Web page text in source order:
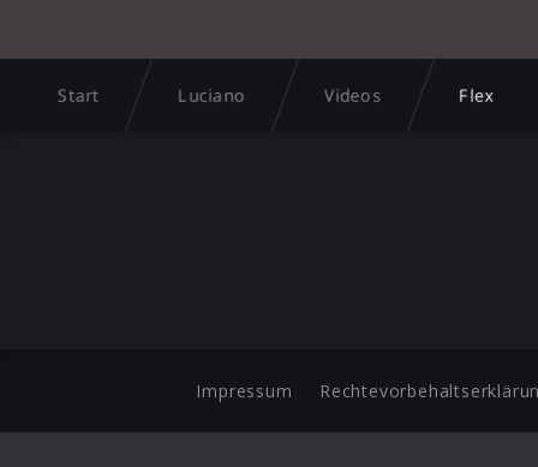
Start Luciano Videos Flex
Impressum